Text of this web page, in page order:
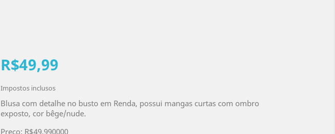
R$49,99
Impostos inclusos
Blusa com detalhe no busto em Renda, possui mangas curtas com ombro
exposto, cor bêge/nude.
Preço: R$49.990000